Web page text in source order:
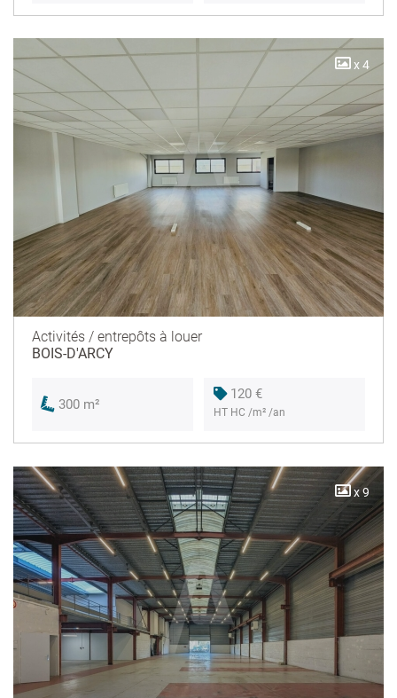
x 4
Activités / entrepôts à louer
BOIS-D'ARCY
300 m²
120 €
HT HC /m² /an
x 9